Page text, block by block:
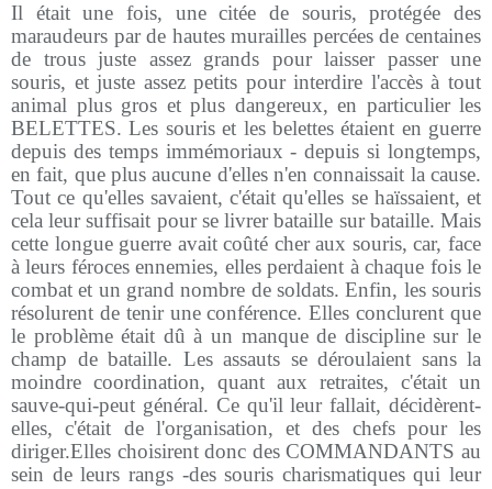
Il était une fois, une citée de souris, protégée des
maraudeurs par de hautes murailles percées de centaines
de trous juste assez grands pour laisser passer une
souris, et juste assez petits pour interdire l'accès à tout
animal plus gros et plus dangereux, en particulier les
BELETTES. Les souris et les belettes étaient en guerre
depuis des temps immémoriaux - depuis si longtemps,
en fait, que plus aucune d'elles n'en connaissait la cause.
Tout ce qu'elles savaient, c'était qu'elles se haïssaient, et
cela leur suffisait pour se livrer bataille sur bataille. Mais
cette longue guerre avait coûté cher aux souris, car, face
à leurs féroces ennemies, elles perdaient à chaque fois le
combat et un grand nombre de soldats. Enfin, les souris
résolurent de tenir une conférence. Elles conclurent que
le problème était dû à un manque de discipline sur le
champ de bataille. Les assauts se déroulaient sans la
moindre coordination, quant aux retraites, c'était un
sauve-qui-peut général. Ce qu'il leur fallait, décidèrent-
elles, c'était de l'organisation, et des chefs pour les
diriger.Elles choisirent donc des COMMANDANTS au
sein de leurs rangs -des souris charismatiques qui leur